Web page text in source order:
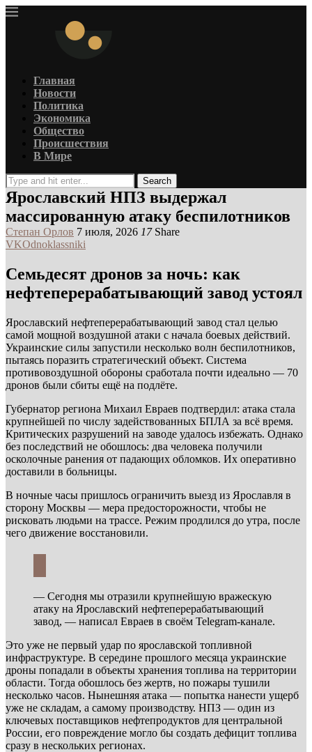
Главная
Новости
Политика
Экономика
Общество
Происшествия
В Мире
Search
Ярославский НПЗ выдержал
массированную атаку беспилотников
Степан Орлов 7 июля, 2026 17 Share
VKOdnoklassniki
Семьдесят дронов за ночь: как
нефтеперерабатывающий завод устоял
Ярославский нефтеперерабатывающий завод стал целью
самой мощной воздушной атаки с начала боевых действий.
Украинские силы запустили несколько волн беспилотников,
пытаясь поразить стратегический объект. Система
противовоздушной обороны сработала почти идеально — 70
дронов были сбиты ещё на подлёте.
Губернатор региона Михаил Евраев подтвердил: атака стала
крупнейшей по числу задействованных БПЛА за всё время.
Критических разрушений на заводе удалось избежать. Однако
без последствий не обошлось: два человека получили
осколочные ранения от падающих обломков. Их оперативно
доставили в больницы.
В ночные часы пришлось ограничить выезд из Ярославля в
сторону Москвы — мера предосторожности, чтобы не
рисковать людьми на трассе. Режим продлился до утра, после
чего движение восстановили.
— Сегодня мы отразили крупнейшую вражескую
атаку на Ярославский нефтеперерабатывающий
завод, — написал Евраев в своём Telegram-канале.
Это уже не первый удар по ярославской топливной
инфраструктуре. В середине прошлого месяца украинские
дроны попадали в объекты хранения топлива на территории
области. Тогда обошлось без жертв, но пожары тушили
несколько часов. Нынешняя атака — попытка нанести ущерб
уже не складам, а самому производству. НПЗ — один из
ключевых поставщиков нефтепродуктов для центральной
России, его повреждение могло бы создать дефицит топлива
сразу в нескольких регионах.